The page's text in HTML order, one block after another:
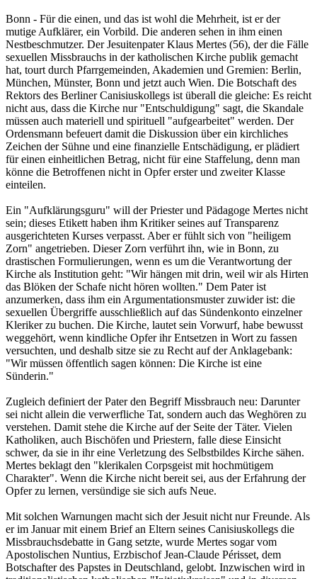
Bonn - Für die einen, und das ist wohl die Mehrheit, ist er der
mutige Aufklärer, ein Vorbild. Die anderen sehen in ihm einen
Nestbeschmutzer. Der Jesuitenpater Klaus Mertes (56), der die Fälle
sexuellen Missbrauchs in der katholischen Kirche publik gemacht
hat, tourt durch Pfarrgemeinden, Akademien und Gremien: Berlin,
München, Münster, Bonn und jetzt auch Wien. Die Botschaft des
Rektors des Berliner Canisiuskollegs ist überall die gleiche: Es reicht
nicht aus, dass die Kirche nur "Entschuldigung" sagt, die Skandale
müssen auch materiell und spirituell "aufgearbeitet" werden. Der
Ordensmann befeuert damit die Diskussion über ein kirchliches
Zeichen der Sühne und eine finanzielle Entschädigung, er plädiert
für einen einheitlichen Betrag, nicht für eine Staffelung, denn man
könne die Betroffenen nicht in Opfer erster und zweiter Klasse
einteilen.
Ein "Aufklärungsguru" will der Priester und Pädagoge Mertes nicht
sein; dieses Etikett haben ihm Kritiker seines auf Transparenz
ausgerichteten Kurses verpasst. Aber er fühlt sich von "heiligem
Zorn" angetrieben. Dieser Zorn verführt ihn, wie in Bonn, zu
drastischen Formulierungen, wenn es um die Verantwortung der
Kirche als Institution geht: "Wir hängen mit drin, weil wir als Hirten
das Blöken der Schafe nicht hören wollten." Dem Pater ist
anzumerken, dass ihm ein Argumentationsmuster zuwider ist: die
sexuellen Übergriffe ausschließlich auf das Sündenkonto einzelner
Kleriker zu buchen. Die Kirche, lautet sein Vorwurf, habe bewusst
weggehört, wenn kindliche Opfer ihr Entsetzen in Wort zu fassen
versuchten, und deshalb sitze sie zu Recht auf der Anklagebank:
"Wir müssen öffentlich sagen können: Die Kirche ist eine
Sünderin."
Zugleich definiert der Pater den Begriff Missbrauch neu: Darunter
sei nicht allein die verwerfliche Tat, sondern auch das Weghören zu
verstehen. Damit stehe die Kirche auf der Seite der Täter. Vielen
Katholiken, auch Bischöfen und Priestern, falle diese Einsicht
schwer, da sie in ihr eine Verletzung des Selbstbildes Kirche sähen.
Mertes beklagt den "klerikalen Corpsgeist mit hochmütigem
Charakter". Wenn die Kirche nicht bereit sei, aus der Erfahrung der
Opfer zu lernen, versündige sie sich aufs Neue.
Mit solchen Warnungen macht sich der Jesuit nicht nur Freunde. Als
er im Januar mit einem Brief an Eltern seines Canisiuskollegs die
Missbrauchsdebatte in Gang setzte, wurde Mertes sogar vom
Apostolischen Nuntius, Erzbischof Jean-Claude Périsset, dem
Botschafter des Papstes in Deutschland, gelobt. Inzwischen wird in